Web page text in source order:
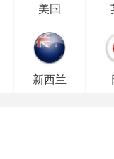
美国
新西兰